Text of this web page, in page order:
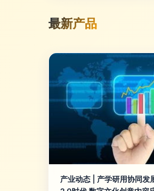
最新产品
产业动态 | 产学研用协同发